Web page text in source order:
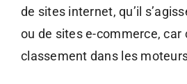
de sites internet, qu’il
ou de sites e-commerce, car
classement dans les